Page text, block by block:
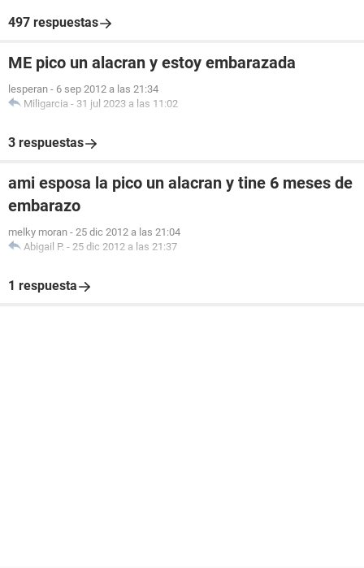
497 respuestas
ME pico un alacran y estoy embarazada
lesperan - 6 sep 2012 a las 21:34
Miligarcia - 31 jul 2023 a las 11:02
3 respuestas
ami esposa la pico un alacran y tine 6 meses de
embarazo
melky moran - 25 dic 2012 a las 21:04
Abigail P. - 25 dic 2012 a las 21:37
1 respuesta